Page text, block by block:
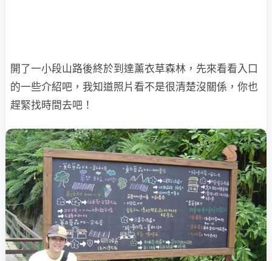
開了一小段山路後終於到達薰衣草森林，先來看看入口
的一些介紹吧，我知道照片看不是很清楚沒關係，你也
趕緊找時間去吧！